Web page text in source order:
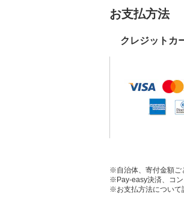
お支払方法
クレジットカ
※自治体、寄付金額ご
※Pay-easy決済、コン
※お支払方法について